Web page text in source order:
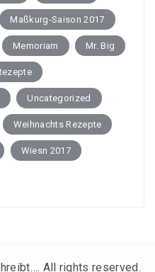
Maßkurg-Saison 2017
Memoriam Mr. Big
Uncategorized
Weihnachts Rezepte
Wiesn 2017
. All rights reserved.